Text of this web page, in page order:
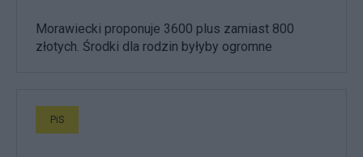
Morawiecki proponuje 3600 plus zamiast 800
złotych. Środki dla rodzin byłyby ogromne
PiS